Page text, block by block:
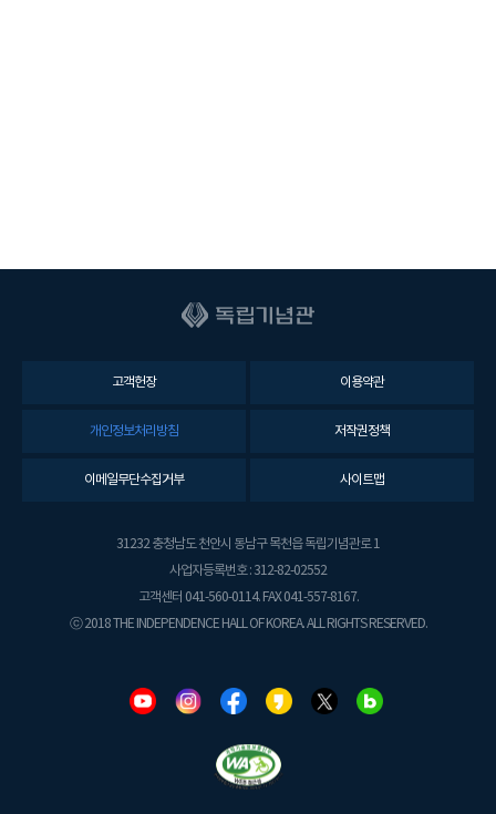
고객헌장 이용약관
개인정보처리방침 저작권정책
이메일무단수집거부 사이트맵
31232 충청남도 천안시 동남구 목천읍 독립기념관로 1
사업자등록번호 : 312-82-02552
고객센터 041-560-0114. FAX 041-557-8167.
ⓒ 2018 THE INDEPENDENCE HALL OF KOREA. ALL RIGHTS RESERVED.